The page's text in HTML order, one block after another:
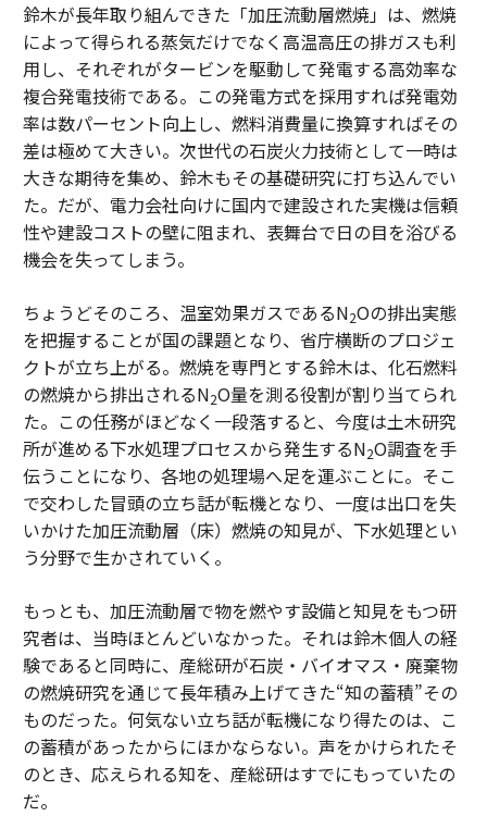
鈴木が長年取り組んできた「加圧流動層燃焼」は、燃焼
によって得られる蒸気だけでなく高温高圧の排ガスも利
用し、それぞれがタービンを駆動して発電する高効率な
複合発電技術である。この発電方式を採用すれば発電効
率は数パーセント向上し、燃料消費量に換算すればその
差は極めて大きい。次世代の石炭火力技術として一時は
大きな期待を集め、鈴木もその基礎研究に打ち込んでい
た。だが、電力会社向けに国内で建設された実機は信頼
性や建設コストの壁に阻まれ、表舞台で日の目を浴びる
機会を失ってしまう。
ちょうどそのころ、温室効果ガスであるN2Oの排出実態
を把握することが国の課題となり、省庁横断のプロジェ
クトが立ち上がる。燃焼を専門とする鈴木は、化石燃料
の燃焼から排出されるN2O量を測る役割が割り当てられ
た。この任務がほどなく一段落すると、今度は土木研究
所が進める下水処理プロセスから発生するN2O調査を手
伝うことになり、各地の処理場へ足を運ぶことに。そこ
で交わした冒頭の立ち話が転機となり、一度は出口を失
いかけた加圧流動層（床）燃焼の知見が、下水処理とい
う分野で生かされていく。
もっとも、加圧流動層で物を燃やす設備と知見をもつ研
究者は、当時ほとんどいなかった。それは鈴木個人の経
験であると同時に、産総研が石炭・バイオマス・廃棄物
の燃焼研究を通じて長年積み上げてきた“知の蓄積”その
ものだった。何気ない立ち話が転機になり得たのは、こ
の蓄積があったからにほかならない。声をかけられたそ
のとき、応えられる知を、産総研はすでにもっていたの
だ。